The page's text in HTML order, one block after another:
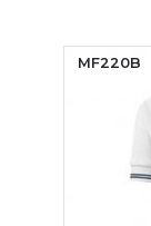
MF220B